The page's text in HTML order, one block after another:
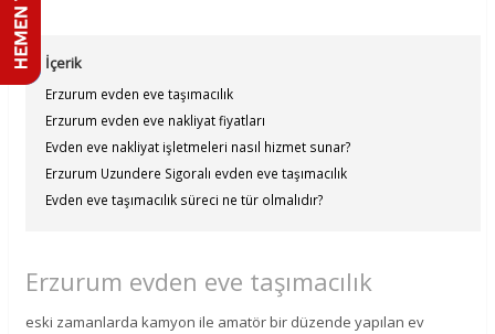
İçerik
Erzurum evden eve taşımacılık
Erzurum evden eve nakliyat fiyatları
Evden eve nakliyat işletmeleri nasıl hizmet sunar?
Erzurum Uzundere Sigoralı evden eve taşımacılık
Evden eve taşımacılık süreci ne tür olmalıdır?
Erzurum evden eve taşımacılık
eski zamanlarda kamyon ile amatör bir düzende yapılan ev